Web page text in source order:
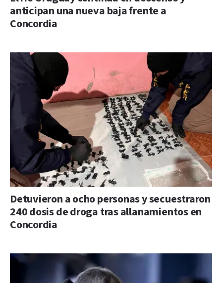
anticipan una nueva baja frente a
Concordia
Detuvieron a ocho personas y secuestraron
240 dosis de droga tras allanamientos en
Concordia